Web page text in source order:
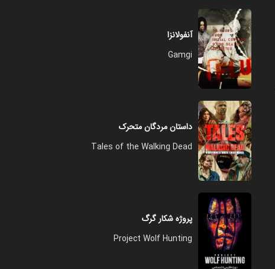
آنفولانزا
Gamgi
داستان مردگان متحرک
Tales of the Walking Dead
پروژه شکار گرگ
Project Wolf Hunting